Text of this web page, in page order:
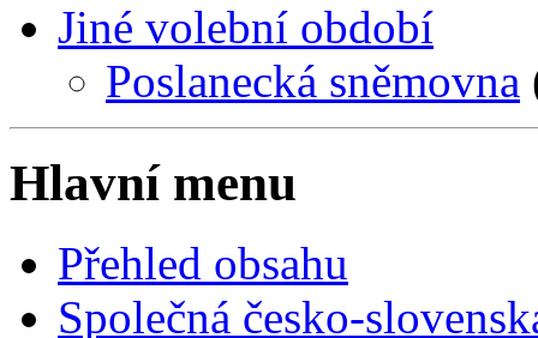
Jiné volební období
Poslanecká sněmovna
Hlavní menu
Přehled obsahu
Společná česko-